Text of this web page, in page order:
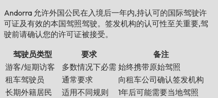
Andorra 允许外国公民在入境后一年内,持认可的国际驾驶许
可证及有效的本国驾照驾驶。签发机构的认可性至关重要,驾
驶前请确认您的许可证被接受。
驾驶员类型 要求
备注
游客/短期访客
多数情况下必需 始终携带原始驾照
租车驾驶员
通常要求
向租车公司确认签发机构
长期外籍居民
适用不同规则
1年后可能需要当地驾照